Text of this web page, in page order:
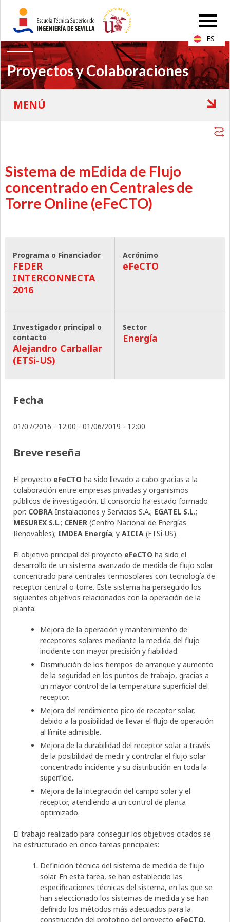
Proyectos y Colaboraciones
Sistema de mEdida de Flujo
concentrado en Centrales de
Torre Online (eFeCTO)
Programa o Financiador
FEDER
INTERCONNECTA
2016
Acrónimo
eFeCTO
Investigador principal o
contacto
Alejandro Carballar
(ETSi-US)
Sector
Energía
Fecha
01/07/2016 - 12:00 - 01/06/2019 - 12:00
Breve reseña
El proyecto eFeCTO ha sido llevado a cabo gracias a la
colaboración entre empresas privadas y organismos
públicos de investigación. El consorcio ha estado formado
por: COBRA Instalaciones y Servicios S.A.; EGATEL S.L.;
MESUREX S.L.; CENER (Centro Nacional de Energías
Renovables); IMDEA Energía; y AICIA (ETSi-US).
El objetivo principal del proyecto eFeCTO ha sido el
desarrollo de un sistema avanzado de medida de flujo solar
concentrado para centrales termosolares con tecnología de
receptor central o torre. Este sistema ha perseguido los
siguientes objetivos relacionados con la operación de la
planta:
Mejora de la operación y mantenimiento de
receptores solares mediante la medida del flujo
incidente con mayor precisión y fiabilidad.
Disminución de los tiempos de arranque y aumento
de la seguridad en los puntos de trabajo, gracias a
un mayor control de la temperatura superficial del
receptor.
Mejora del rendimiento pico de receptor solar,
debido a la posibilidad de llevar el flujo de operación
al límite admisible.
Mejora de la durabilidad del receptor solar a través
de la posibilidad de medir y controlar el flujo solar
concentrado incidente y su distribución en toda la
superficie.
Mejora de la integración del campo solar y el
receptor, atendiendo a un control de planta
optimizado.
El trabajo realizado para conseguir los objetivos citados se
ha estructurado en cinco tareas principales:
Definición técnica del sistema de medida de flujo
solar. En esta tarea, se han establecido las
especificaciones técnicas del sistema, en las que se
han seleccionado los sistemas de medida y se han
definido los métodos más adecuados para la
construcción del prototipo del proyecto eFeCTO.
ES